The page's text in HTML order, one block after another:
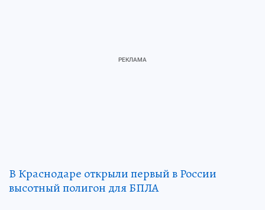
В Краснодаре открыли первый в России
высотный полигон для БПЛА